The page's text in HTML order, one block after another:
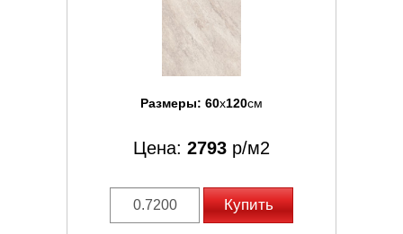
Размеры: 60x120см
Цена: 2793 р/м2
Купить